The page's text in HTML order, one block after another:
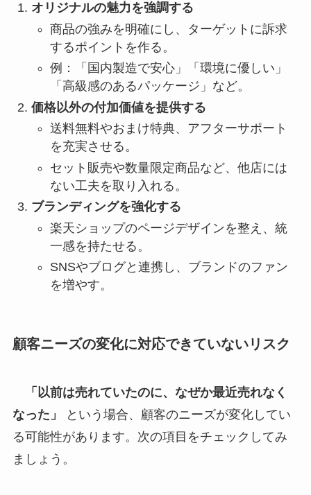
オリジナルの魅力を強調する
商品の強みを明確にし、ターゲットに訴求
するポイントを作る。
例：「国内製造で安心」「環境に優しい」
「高級感のあるパッケージ」など。
価格以外の付加価値を提供する
送料無料やおまけ特典、アフターサポート
を充実させる。
セット販売や数量限定商品など、他店には
ない工夫を取り入れる。
ブランディングを強化する
楽天ショップのページデザインを整え、統
一感を持たせる。
SNSやブログと連携し、ブランドのファン
を増やす。
顧客ニーズの変化に対応できていないリスク
「以前は売れていたのに、なぜか最近売れなく
なった」
という場合、顧客のニーズが変化してい
る可能性があります。次の項目をチェックしてみ
ましょう。